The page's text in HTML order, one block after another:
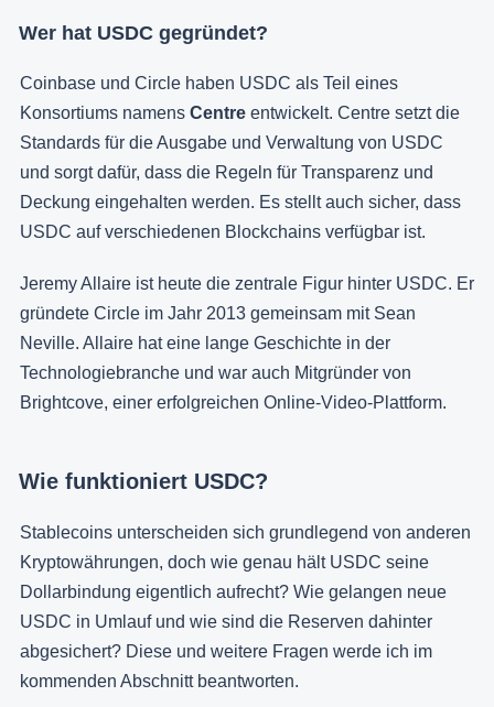
Wer hat USDC gegründet?
Coinbase und Circle haben USDC als Teil eines
Konsortiums namens Centre entwickelt. Centre setzt die
Standards für die Ausgabe und Verwaltung von USDC
und sorgt dafür, dass die Regeln für Transparenz und
Deckung eingehalten werden. Es stellt auch sicher, dass
USDC auf verschiedenen Blockchains verfügbar ist.
Jeremy Allaire ist heute die zentrale Figur hinter USDC. Er
gründete Circle im Jahr 2013 gemeinsam mit Sean
Neville. Allaire hat eine lange Geschichte in der
Technologiebranche und war auch Mitgründer von
Brightcove, einer erfolgreichen Online-Video-Plattform.
Wie funktioniert USDC?
Stablecoins unterscheiden sich grundlegend von anderen
Kryptowährungen, doch wie genau hält USDC seine
Dollarbindung eigentlich aufrecht? Wie gelangen neue
USDC in Umlauf und wie sind die Reserven dahinter
abgesichert? Diese und weitere Fragen werde ich im
kommenden Abschnitt beantworten.